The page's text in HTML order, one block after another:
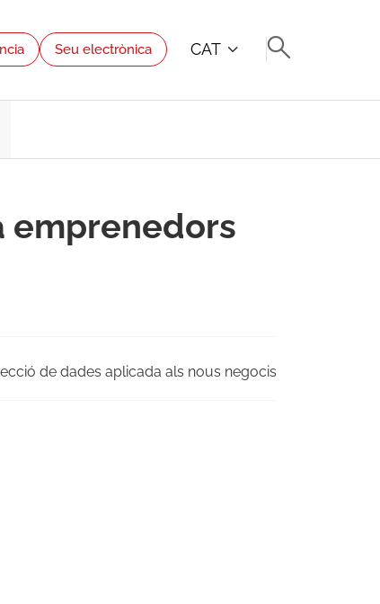
Seu electrònica CAT
emprenedors
de dades aplicada als nous negocis